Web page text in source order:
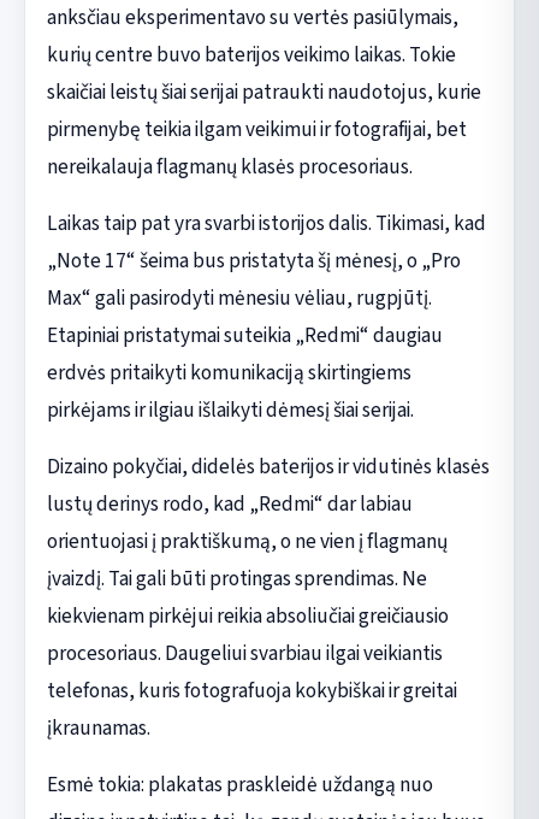
anksčiau eksperimentavo su vertės pasiūlymais,
kurių centre buvo baterijos veikimo laikas. Tokie
skaičiai leistų šiai serijai patraukti naudotojus, kurie
pirmenybę teikia ilgam veikimui ir fotografijai, bet
nereikalauja flagmanų klasės procesoriaus.
Laikas taip pat yra svarbi istorijos dalis. Tikimasi, kad
„Note 17“ šeima bus pristatyta šį mėnesį, o „Pro
Max“ gali pasirodyti mėnesiu vėliau, rugpjūtį.
Etapiniai pristatymai suteikia „Redmi“ daugiau
erdvės pritaikyti komunikaciją skirtingiems
pirkėjams ir ilgiau išlaikyti dėmesį šiai serijai.
Dizaino pokyčiai, didelės baterijos ir vidutinės klasės
lustų derinys rodo, kad „Redmi“ dar labiau
orientuojasi į praktiškumą, o ne vien į flagmanų
įvaizdį. Tai gali būti protingas sprendimas. Ne
kiekvienam pirkėjui reikia absoliučiai greičiausio
procesoriaus. Daugeliui svarbiau ilgai veikiantis
telefonas, kuris fotografuoja kokybiškai ir greitai
įkraunamas.
Esmė tokia: plakatas praskleidė uždangą nuo